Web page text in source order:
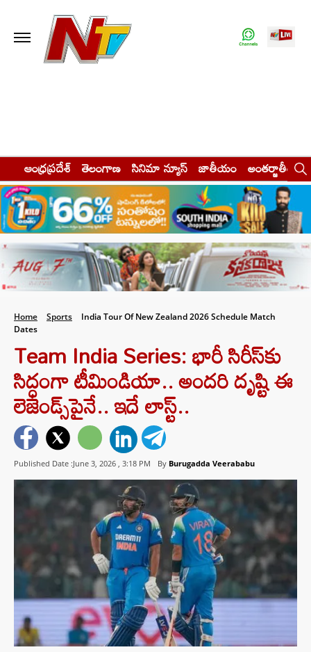
ఆంధ్రప్రదేశ్ తెలంగాణ సినిమా న్యూస్ జాతీయం అంతర్జాతీయం
Home Sports
India Tour Of New Zealand 2026 Schedule Match
Dates
Team India Series: భారీ సిరీస్‌కు
సిద్ధంగా టీమిండియా.. అందరి దృష్టి ఈ
లెజెండ్స్‌పైనే.. ఇదే లాస్ట్..
Published Date :June 3, 2026 , 3:18 PM By Burugadda Veerababu